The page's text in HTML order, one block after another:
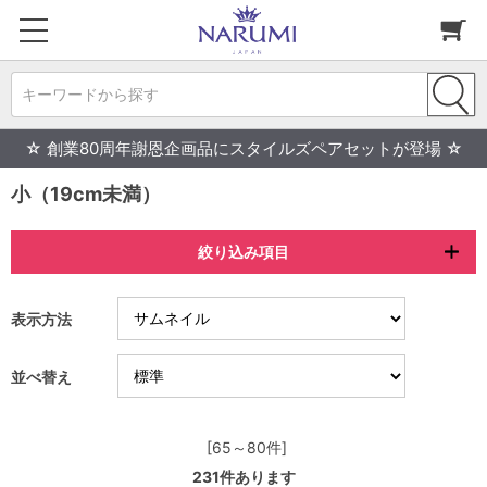
キーワードから探す
☆ 創業80周年謝恩企画品にスタイルズペアセットが登場 ☆
小（19cm未満）
絞り込み項目
表示方法
並べ替え
[65～80件]
231件あります